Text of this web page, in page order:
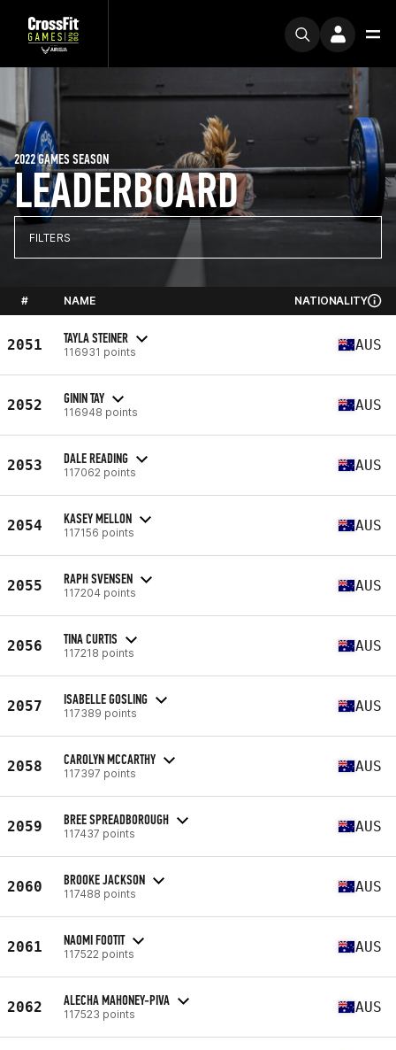
LEADERBOARD
2022 GAMES SEASON
FILTERS
# NAME NATIONALITY
2051 TAYLA STEINER
116931 points AUS
2052 GININ TAY
116948 points AUS
2053 DALE READING
117062 points AUS
2054 KASEY MELLON
117156 points AUS
2055 RAPH SVENSEN
117204 points AUS
2056 TINA CURTIS
117218 points AUS
2057 ISABELLE GOSLING
117389 points AUS
2058 CAROLYN MCCARTHY
117397 points AUS
2059 BREE SPREADBOROUGH
117437 points AUS
2060 BROOKE JACKSON
117488 points AUS
2061 NAOMI FOOTIT
117522 points AUS
2062 ALECHA MAHONEY-PIVA
117523 points AUS